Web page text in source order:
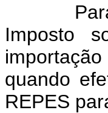
Imposto
quando
REPES